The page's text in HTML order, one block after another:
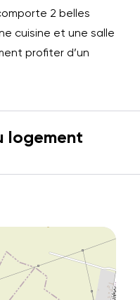
2 belles
cuisine et une salle
profiter d’un
logement